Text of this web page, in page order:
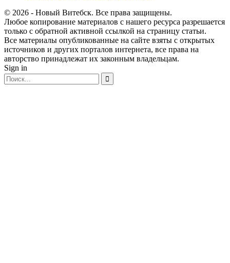
© 2026 - Новый Витебск. Все права защищены.
Любое копирование материалов с нашего ресурса разрешается
только с обратной активной ссылкой на страницу статьи.
Все материалы опубликованные на сайте взяты с открытых
источников и других порталов интернета, все права на
авторство принадлежат их законным владельцам.
Sign in